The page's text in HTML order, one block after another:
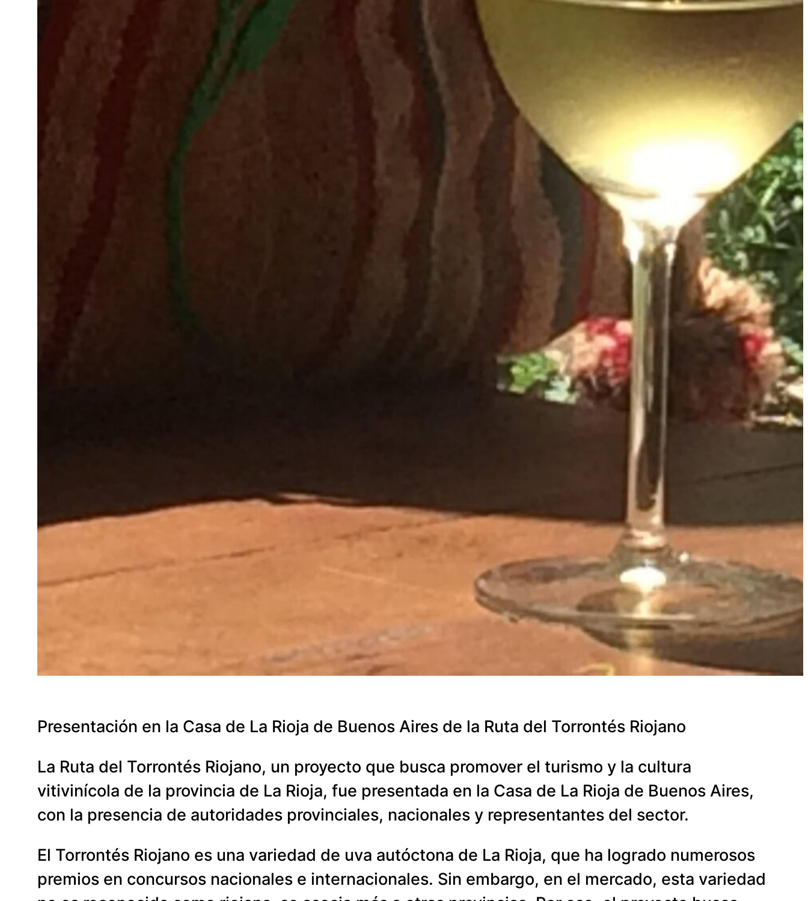
Presentación en la Casa de La Rioja de Buenos Aires de la Ruta del Torrontés Riojano
La Ruta del Torrontés Riojano, un proyecto que busca promover el turismo y la cultura
vitivinícola de la provincia de La Rioja, fue presentada en la Casa de La Rioja de Buenos Aires,
con la presencia de autoridades provinciales, nacionales y representantes del sector.
El Torrontés Riojano es una variedad de uva autóctona de La Rioja, que ha logrado numerosos
premios en concursos nacionales e internacionales. Sin embargo, en el mercado, esta variedad